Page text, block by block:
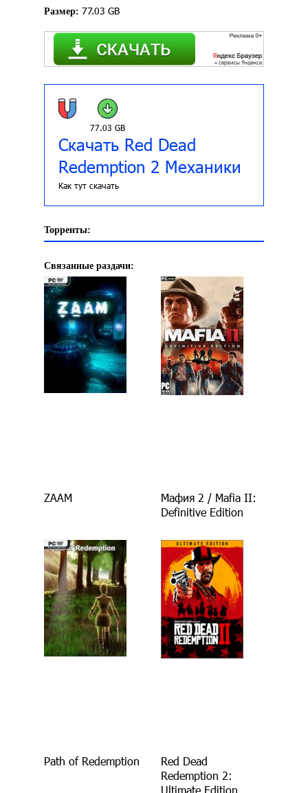
Размер: 77.03 GB
77.03 GB
Скачать Red Dead
Redemption 2 Механики
Как тут скачать
Торренты:
Связанные раздачи:
ZAAM
Мафия 2 / Mafia II:
Definitive Edition
Path of Redemption
Red Dead
Redemption 2: